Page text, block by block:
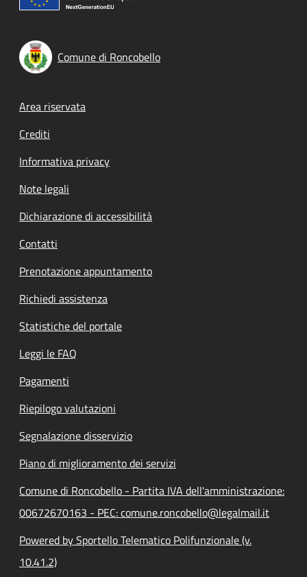
Comune di Roncobello
Footer menu
Area riservata
Crediti
Informativa privacy
Note legali
Dichiarazione di accessibilità
Contatti
Prenotazione appuntamento
Richiedi assistenza
Statistiche del portale
Leggi le FAQ
Pagamenti
Riepilogo valutazioni
Segnalazione disservizio
Piano di miglioramento dei servizi
Comune di Roncobello - Partita IVA dell'amministrazione:
00672670163 - PEC: comune.roncobello@legalmail.it
Powered by Sportello Telematico Polifunzionale (v.
10.41.2)